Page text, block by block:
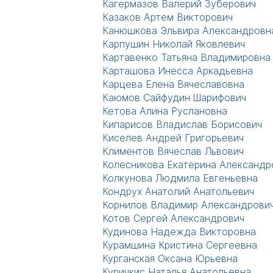
Кагермазов Валерий Зуберович
Казаков Артем Викторович
Канюшкова Эльвира
Карпушин Николай Яковлевич
Картавенко Татьяна Владимировна
Карташова Инесса Аркадьевна
Карцева Елена Вячеславовна
Каюмов Сайфудин Шарифович
Кетова Алина Руслановна
Кипарисов Владислав Борисович
Киселев Андрей Григорьевич
Климентов Вячеслав Львович
Колесникова Екатерина
Колкунова Людмила Евгеньевна
Кондрух Анатолий Анатольевич
Корнилов Владимир
Котов Сергей Александрович
Кудинова Надежда Викторовна
Курамшина Кристина Сергеевна
Курганская Оксана Юрьевна